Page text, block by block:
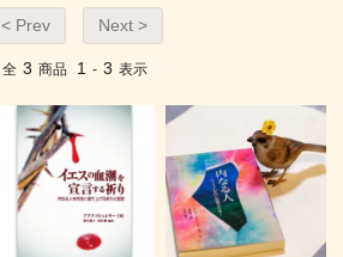
< Prev Next >
全 3 商品 1 - 3 表示